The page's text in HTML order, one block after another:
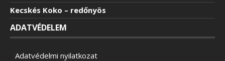
Kecskés Koko – redőnyös
ADATVÉDELEM
Adatvédelmi nyilatkozat